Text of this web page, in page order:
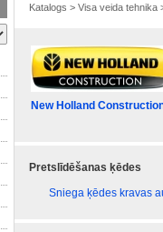
Katalogs > Visa veida tehnika
New Holland
Pretslīdēšanas ķēdes
Sniega ķēdes kravas